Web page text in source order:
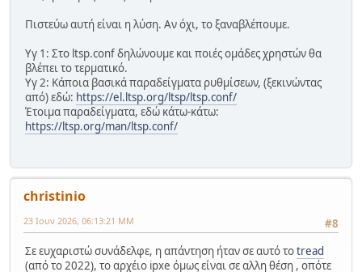
Πιστεύω αυτή είναι η λύση. Αν όχι, το ξαναβλέπουμε.
Υγ 1: Στο ltsp.conf δηλώνουμε και ποιές ομάδες χρηστών θα
βλέπει το τερματικό.
Υγ 2: Κάποια βασικά παραδείγματα ρυθμίσεων, (ξεκινώντας
από) εδώ: https://el.ltsp.org/ltsp/ltsp.conf/
Έτοιμα παραδείγματα, εδώ κάτω-κάτω:
https://ltsp.org/man/ltsp.conf/
christinio
#8
23 Ιουν 2026, 06:13:21 ΜΜ
Σε ευχαριστώ συνάδελφε, η απάντηση ήταν σε αυτό τοtread
(από το 2022), το αρχέιο ipxe όμως είναι σε αλλη θέση , οπότε